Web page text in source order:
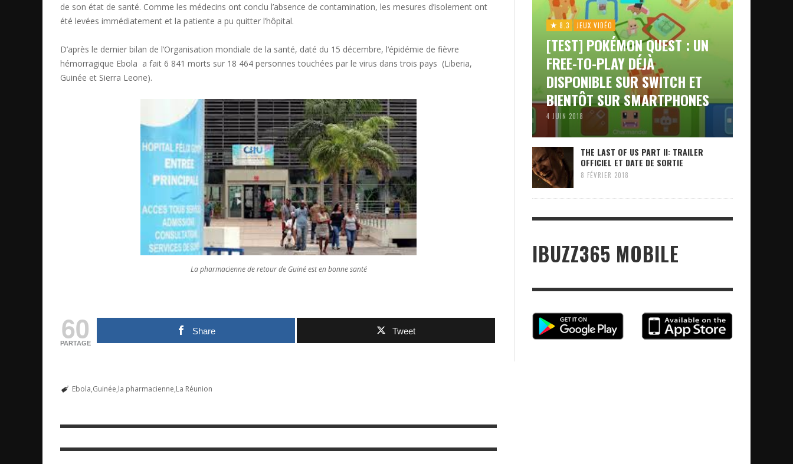
de son état de santé. Comme les médecins ont conclu l’absence de contamination, les mesures d’isolement ont
été levées immédiatement et la patiente a pu quitter l’hôpital.
D’après le dernier bilan de l’Organisation mondiale de la santé, daté du 15 décembre, l‘épidémie de fièvre
hémorragique Ebola a fait 6 841 morts sur 18 464 personnes touchées par le virus dans trois pays (Liberia,
Guinée et Sierra Leone).
La pharmacienne de retour de Guiné est en bonne santé
60
PARTAGE
Share Tweet
Ebola Guinée la pharmacienne La Réunion
8.3 JEUX VIDÉO
[TEST] POKÉMON QUEST : UN
FREE-TO-PLAY DÉJÀ
DISPONIBLE SUR SWITCH ET
BIENTÔT SUR SMARTPHONES
4 JUIN 2018
THE LAST OF US PART II: TRAILER
OFFICIEL ET DATE DE SORTIE
8 FÉVRIER 2018
IBUZZ365 MOBILE